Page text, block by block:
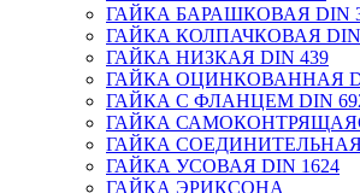
ГАЙКА БАРАШКОВАЯ DIN
ГАЙКА КОЛПАЧКОВАЯ DIN
ГАЙКА НИЗКАЯ DIN 439
ГАЙКА ОЦИНКОВАННАЯ
ГАЙКА С ФЛАНЦЕМ DIN
ГАЙКА
ГАЙКА СОЕДИНИТЕЛЬНАЯ
ГАЙКА УСОВАЯ DIN 1624
ГАЙКА ЭРИКСОНА